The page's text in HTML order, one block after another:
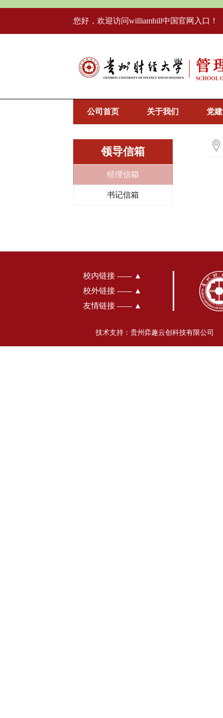
您好，欢迎访问williamhill中国官网入口！
公司首页 关于我们 党
领导信箱
经理信箱
书记信箱
校内链接 ------ ▲
校外链接 ------ ▲
友情链接 ------ ▲
技术支持：贵州弈趣云创科技有限公司